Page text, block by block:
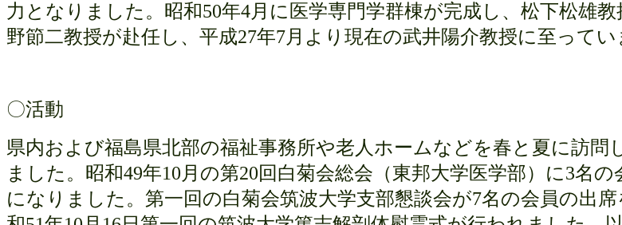
力となりました。昭和50年4月に医学専門学群棟が完成し、松下松雄
野節二教授が赴任し、平成27年7月より現在の武井陽介教授に至ってい
〇活動
県内および福島県北部の福祉事務所や老人ホームなどを春と夏に訪
ました。昭和49年10 月の第20回白菊会総会（東邦大学医学部）に3名の
になりました。第一回の白菊会筑波大学支部懇談会が7名の会員の出